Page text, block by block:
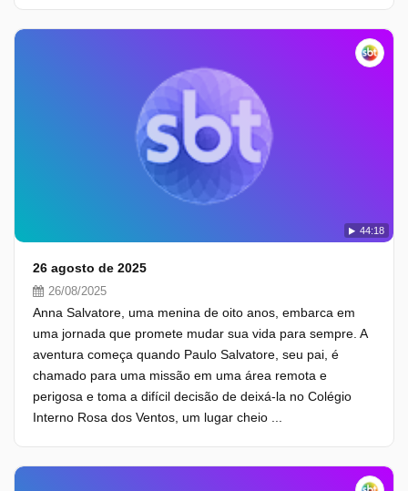
44:18
26 agosto de 2025
26/08/2025
Anna Salvatore, uma menina de oito anos, embarca em
uma jornada que promete mudar sua vida para sempre. A
aventura começa quando Paulo Salvatore, seu pai, é
chamado para uma missão em uma área remota e
perigosa e toma a difícil decisão de deixá-la no Colégio
Interno Rosa dos Ventos, um lugar cheio ...